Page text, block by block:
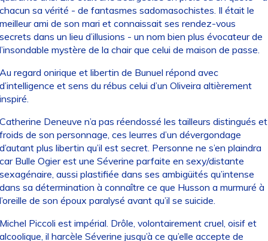
sa vérité - de fantasmes sadomasochistes. Il était le
ami de son mari et connaissait ses rendez-vous
dans un lieu d’illusions - un nom bien plus évocateur de
mystère de la chair que celui de maison de passe.
regard onirique et libertin de Bunuel répond avec
et sens du rébus celui d’un Oliveira altièrement
Deneuve n’a pas réendossé les tailleurs distingués et
de son personnage, ces leurres d’un dévergondage
plus libertin qu’il est secret. Personne ne s’en plaindra
Bulle Ogier est une Séverine parfaite en sexy/distante
aussi plastifiée dans ses ambigüités qu’intense
sa détermination à connaître ce que Husson a murmuré à
de son époux paralysé avant qu’il se suicide.
Piccoli est impérial. Drôle, volontairement cruel, oisif et
il harcèle Séverine jusqu’à ce qu’elle accepte de